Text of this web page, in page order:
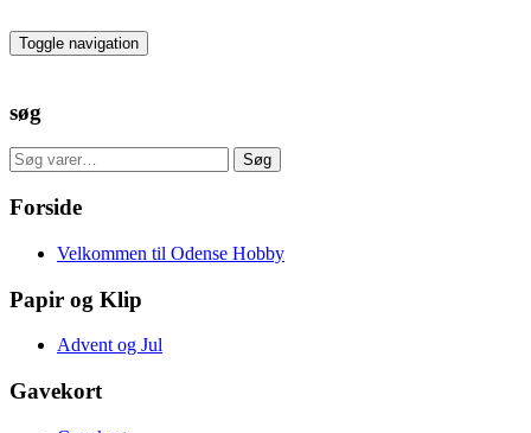
to
the
Toggle navigation
søg
Søg
efter:
Søg
Forside
Velkommen til Odense Hobby
Papir og Klip
Advent og Jul
Gavekort